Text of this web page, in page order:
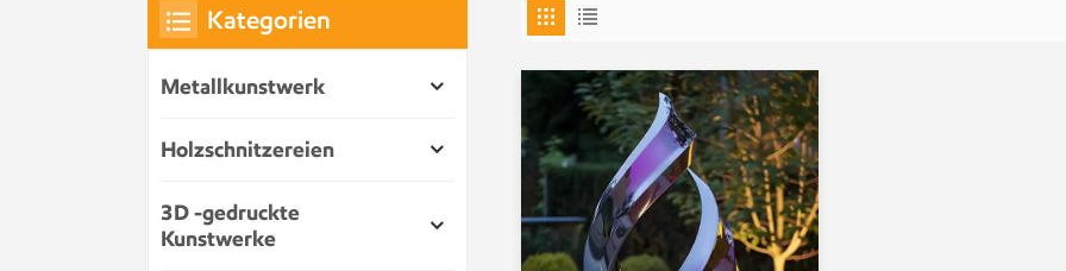
Kategorien
Metallkunstwerk
Holzschnitzereien
3D -gedruckte
Kunstwerke